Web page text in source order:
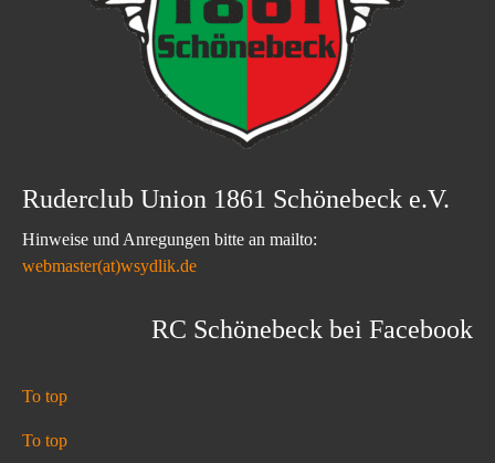
Ruderclub Union 1861 Schönebeck e.V.
Hinweise und Anregungen bitte an mailto:
webmaster(at)wsydlik.de
RC Schönebeck bei Facebook
To top
To top